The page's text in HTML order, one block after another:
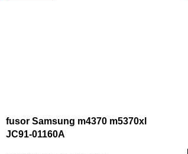
fusor Samsung m4370 m5370xl
JC91-01160A